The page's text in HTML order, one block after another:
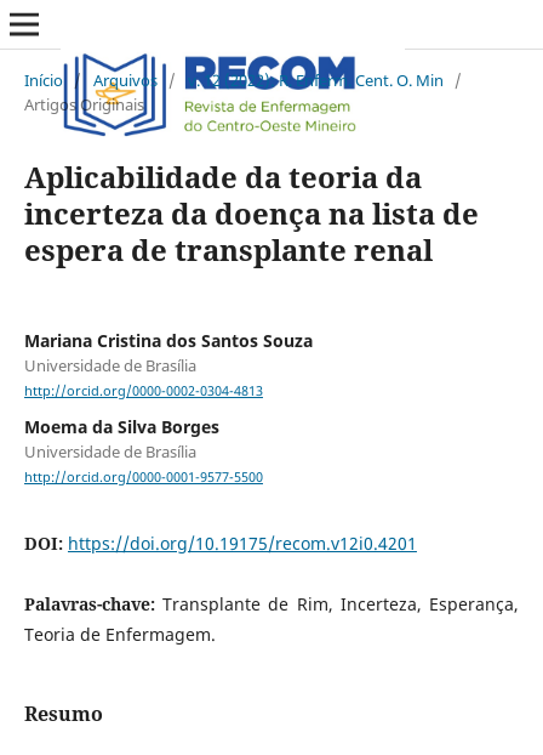
Início / Arquivos / v. 12 (2022): R. Enferm. Cent. O. Min
/
Artigos Originais
Aplicabilidade da teoria da
incerteza da doença na lista de
espera de transplante renal
Mariana Cristina dos Santos Souza
Universidade de Brasília
http://orcid.org/0000-0002-0304-4813
Moema da Silva Borges
Universidade de Brasília
http://orcid.org/0000-0001-9577-5500
DOI: https://doi.org/10.19175/recom.v12i0.4201
Palavras-chave:Transplante de Rim, Incerteza, Esperança,
Teoria de Enfermagem.
Resumo